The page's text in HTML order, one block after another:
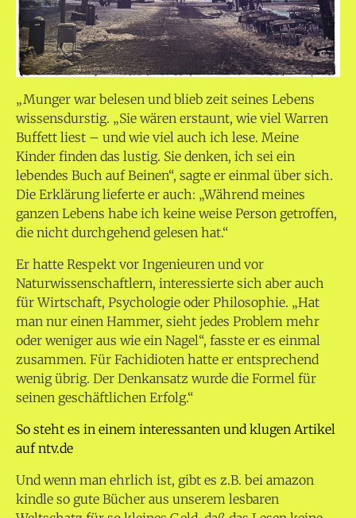
„Munger war belesen und blieb zeit seines Lebens
wissensdurstig. „Sie wären erstaunt, wie viel Warren
Buffett liest – und wie viel auch ich lese. Meine
Kinder finden das lustig. Sie denken, ich sei ein
lebendes Buch auf Beinen“, sagte er einmal über sich.
Die Erklärung lieferte er auch: „Während meines
ganzen Lebens habe ich keine weise Person getroffen,
die nicht durchgehend gelesen hat.“
Er hatte Respekt vor Ingenieuren und vor
Naturwissenschaftlern, interessierte sich aber auch
für Wirtschaft, Psychologie oder Philosophie. „Hat
man nur einen Hammer, sieht jedes Problem mehr
oder weniger aus wie ein Nagel“, fasste er es einmal
zusammen. Für Fachidioten hatte er entsprechend
wenig übrig. Der Denkansatz wurde die Formel für
seinen geschäftlichen Erfolg.“
So steht es in einem interessanten und klugen Artikel
auf ntv.de
Und wenn man ehrlich ist, gibt es z.B. bei amazon
kindle so gute Bücher aus unserem lesbaren